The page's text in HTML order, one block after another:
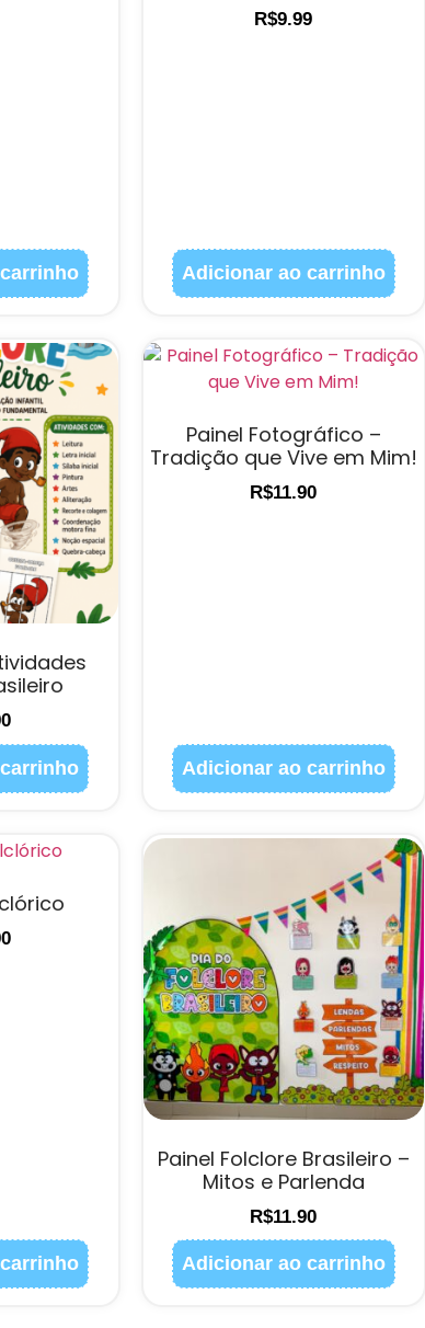
R$9.99
Adicionar ao carrinho
Painel Fotográfico –
Tradição que Vive em Mim!
R$11.90
Adicionar ao carrinho
Painel Folclore Brasileiro –
Mitos e Parlenda
R$11.90
Adicionar ao carrinho